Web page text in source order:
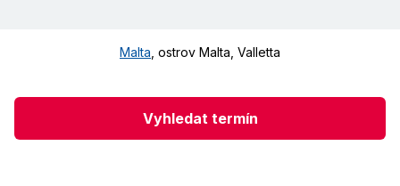
Malta ostrov Malta Valletta
Vyhledat termín